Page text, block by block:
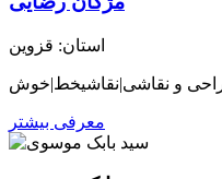
استان: قزوین
معرفی بیشتر